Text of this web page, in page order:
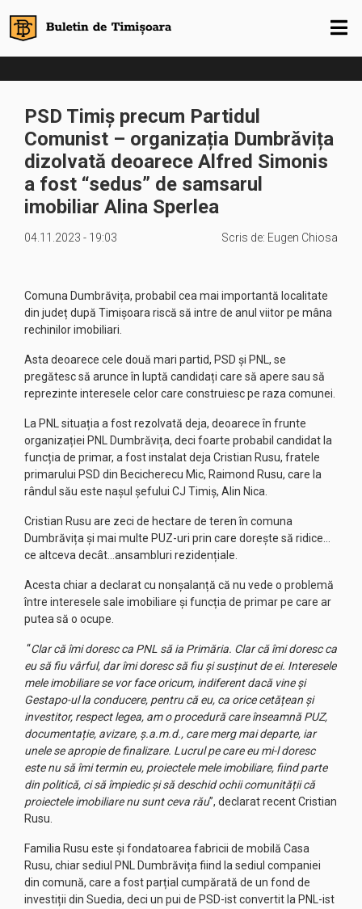
PSD Timiș precum Partidul
Comunist – organizația Dumbrăvița
dizolvată deoarece Alfred Simonis
a fost “sedus” de samsarul
imobiliar Alina Sperlea
04.11.2023 - 19:03 Scris de: Eugen Chiosa
Comuna Dumbrăvița, probabil cea mai importantă localitate
din județ după Timișoara riscă să intre de anul viitor pe mâna
rechinilor imobiliari.
Asta deoarece cele două mari partid, PSD și PNL, se
pregătesc să arunce în luptă candidați care să apere sau să
reprezinte interesele celor care construiesc pe raza comunei.
La PNL situația a fost rezolvată deja, deoarece în frunte
organizației PNL Dumbrăvița, deci foarte probabil candidat la
funcția de primar, a fost instalat deja Cristian Rusu, fratele
primarului PSD din Becicherecu Mic, Raimond Rusu, care la
rândul său este nașul șefului CJ Timiș, Alin Nica.
Cristian Rusu are zeci de hectare de teren în comuna
Dumbrăvița și mai multe PUZ-uri prin care dorește să ridice…
ce altceva decât…ansambluri rezidențiale.
Acesta chiar a declarat cu nonșalanță că nu vede o problemă
între interesele sale imobiliare și funcția de primar pe care ar
putea să o ocupe.
“Clar că îmi doresc ca PNL să ia Primăria. Clar că îmi doresc ca
eu să fiu vârful, dar îmi doresc să fiu şi susținut de ei. Interesele
mele imobiliare se vor face oricum, indiferent dacă vine şi
Gestapo-ul la conducere, pentru că eu, ca orice cetățean şi
investitor, respect legea, am o procedură care înseamnă PUZ,
documentație, avizare, ş.a.m.d., care merg mai departe, iar
unele se apropie de finalizare. Lucrul pe care eu mi-l doresc
este nu să îmi termin eu, proiectele mele imobiliare, fiind parte
din politică, ci să împiedic şi să deschid ochii comunității că
proiectele imobiliare nu sunt ceva rău”, declarat recent Cristian
Rusu.
Familia Rusu este și fondatoarea fabricii de mobilă Casa
Rusu, chiar sediul PNL Dumbrăvița fiind la sediul companiei
din comună, care a fost parțial cumpărată de un fond de
investiții din Suedia, deci un pui de PSD-ist convertit la PNL-ist